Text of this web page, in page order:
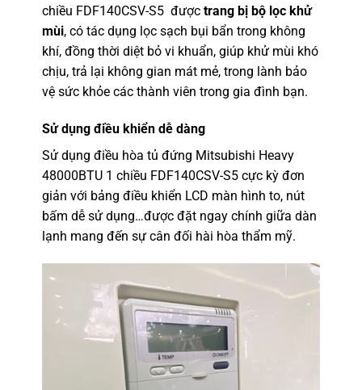
chiều FDF140CSV-S5 được trang bị bộ lọc khử
mùi, có tác dụng lọc sạch bụi bẩn trong không
khí, đồng thời diệt bỏ vi khuẩn, giúp khử mùi khó
chịu, trả lại không gian mát mẻ, trong lành bảo
vệ sức khỏe các thành viên trong gia đình bạn.
Sử dụng điều khiển dễ dàng
Sử dụng điều hòa tủ đứng Mitsubishi Heavy
48000BTU 1 chiều FDF140CSV-S5 cực kỳ đơn
giản với bảng điều khiển LCD màn hình to, nút
bấm dễ sử dụng…được đặt ngay chính giữa dàn
lạnh mang đến sự cân đối hài hòa thẩm mỹ.